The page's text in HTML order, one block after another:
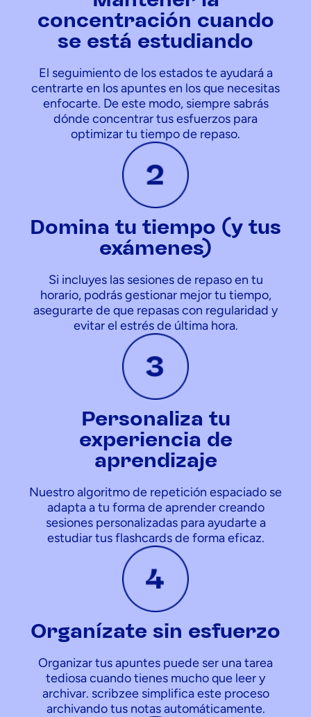
concentración cuando
se está estudiando
El seguimiento de los estados te ayudará a
centrarte en los apuntes en los que necesitas
enfocarte. De este modo, siempre sabrás
dónde concentrar tus esfuerzos para
optimizar tu tiempo de repaso.
Domina tu tiempo (y tus
exámenes)
Si incluyes las sesiones de repaso en tu
horario, podrás gestionar mejor tu tiempo,
asegurarte de que repasas con regularidad y
evitar el estrés de última hora.
Personaliza tu
experiencia de
aprendizaje
Nuestro algoritmo de repetición espaciado se
adapta a tu forma de aprender creando
sesiones personalizadas para ayudarte a
estudiar tus flashcards de forma eficaz.
Organízate sin esfuerzo
Organizar tus apuntes puede ser una tarea
tediosa cuando tienes mucho que leer y
archivar. scribzee simplifica este proceso
archivando tus notas automáticamente.